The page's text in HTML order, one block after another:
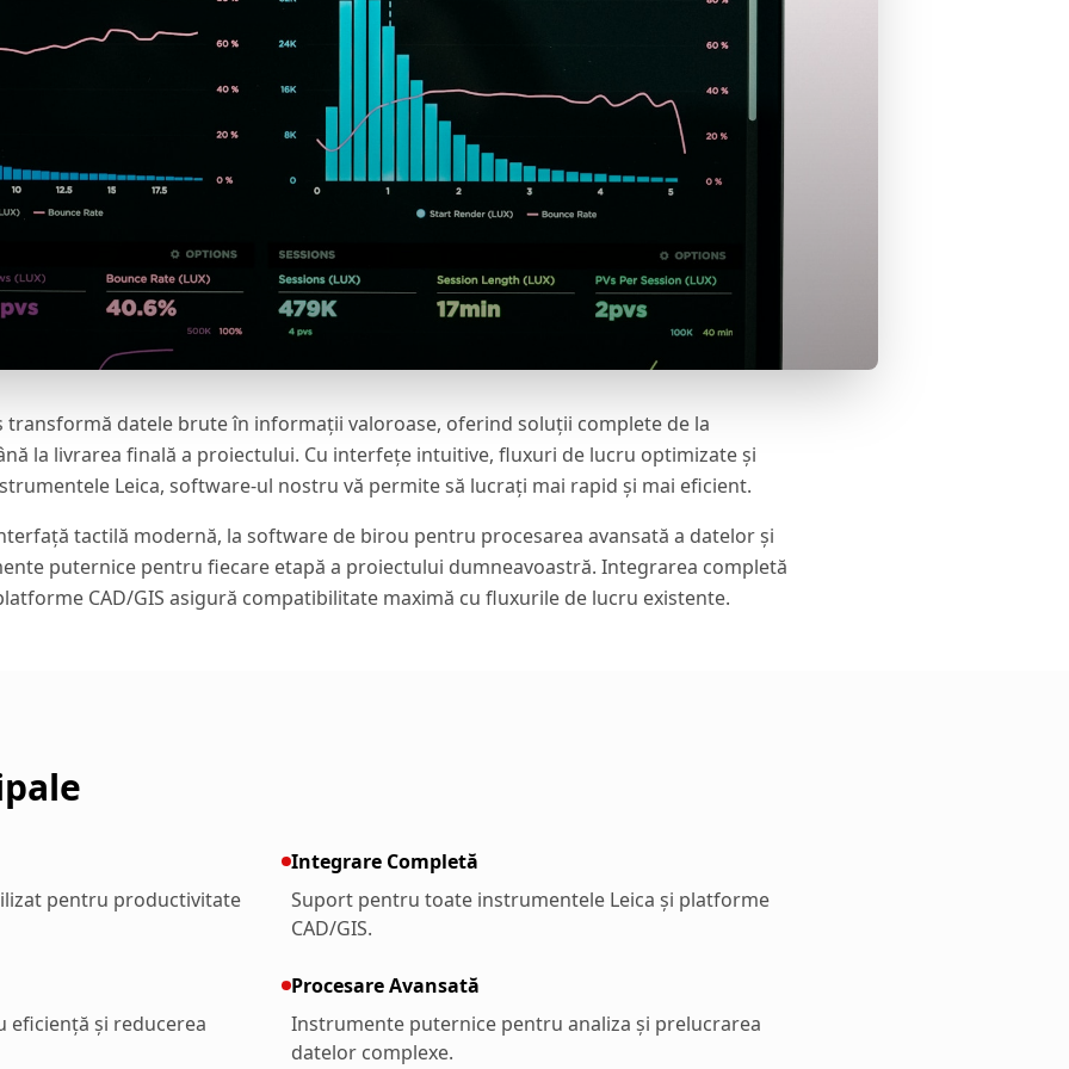
transformă datele brute în informații valoroase, oferind soluții complete de la
la livrarea finală a proiectului. Cu interfețe intuitive, fluxuri de lucru optimizate și
Leica, software-ul nostru vă permite să lucrați mai rapid și mai eficient.
tactilă modernă, la software de birou pentru procesarea avansată a datelor și
puternice pentru fiecare etapă a proiectului dumneavoastră. Integrarea completă
CAD/GIS asigură compatibilitate maximă cu fluxurile de lucru existente.
pentru productivitate
Integrare Completă
Suport pentru toate instrumentele Leica și platforme
CAD/GIS.
eficiență și reducerea
Procesare Avansată
Instrumente puternice pentru analiza și prelucrarea
datelor complexe.